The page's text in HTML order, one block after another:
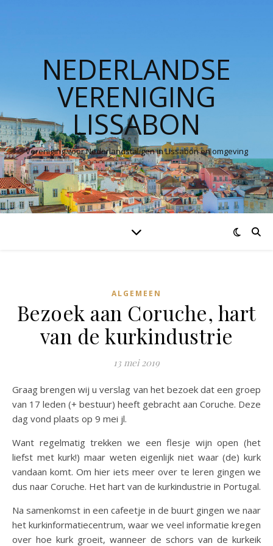
NEDERLANDSE
VERENIGING
LISSABON
Vereniging voor Nederlandstaligen in Lissabon en omgeving
ALGEMEEN
Bezoek aan Coruche, hart
van de kurkindustrie
13 mei 2019
Graag brengen wij u verslag van het bezoek dat een groep
van 17 leden (+ bestuur) heeft gebracht aan Coruche. Deze
dag vond plaats op 9 mei jl.
Want regelmatig trekken we een flesje wijn open (het
liefst met kurk!) maar weten eigenlijk niet waar (de) kurk
vandaan komt. Om hier iets meer over te leren gingen we
dus naar Coruche. Het hart van de kurkindustrie in Portugal.
Na samenkomst in een cafeetje in de buurt gingen we naar
het kurkinformatiecentrum, waar we veel informatie kregen
over hoe kurk groeit, wanneer de schors van de kurkeik